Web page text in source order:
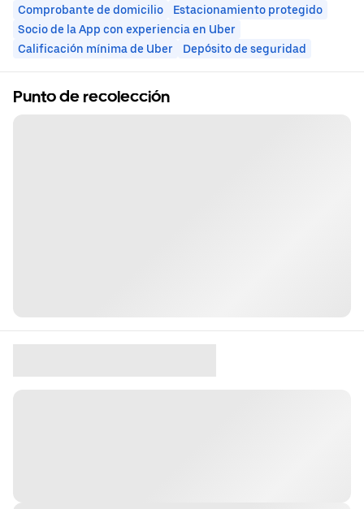
Comprobante de domicilio
Estacionamiento protegido
Socio de la App con experiencia en Uber
Calificación mínima de Uber
Depósito de seguridad
Punto de recolección